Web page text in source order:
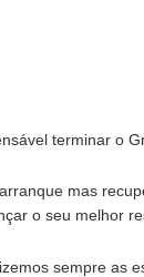
terminar o
mas
o seu melhor
sempre as